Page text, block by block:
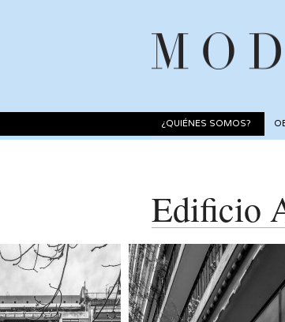
¿QUIÉNES SOMOS?
Edificio